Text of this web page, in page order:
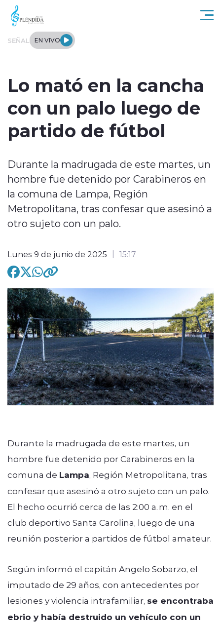
Click acá para ir directamente al contenido
SEÑAL EN VIVO
Tendencias
Entrevistas
Deportes
Lo mató en la cancha
con un palo luego de
partido de fútbol
Durante la madrugada de este martes, un
hombre fue detenido por Carabineros en
la comuna de Lampa, Región
Metropolitana, tras confesar que asesinó a
otro sujeto con un palo.
Lunes 9 de junio de 2025 15:17
Durante la madrugada de este martes, un
hombre fue detenido por Carabineros en la
comuna de Lampa, Región Metropolitana, tras
confesar que asesinó a otro sujeto con un palo.
El hecho ocurrió cerca de las 2:00 a. m. en el
club deportivo Santa Carolina, luego de una
reunión posterior a partidos de fútbol amateur.
Según informó el capitán Angelo Sobarzo, el
imputado de 29 años, con antecedentes por
lesiones y violencia intrafamiliar, se encontraba
ebrio y había destruido un vehículo con un